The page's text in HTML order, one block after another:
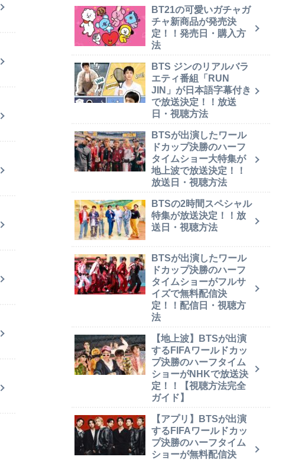
BT21の可愛いガチャガ
チャ新商品が発売決
定！！発売日・購入方
法
BTS ジンのリアルバラ
エティ番組「RUN
JIN」が日本語字幕付き
で放送決定！！放送
日・視聴方法
BTSが出演したワール
ドカップ決勝のハーフ
タイムショー大特集が
地上波で放送決定！！
放送日・視聴方法
BTSの2時間スペシャル
特集が放送決定！！放
送日・視聴方法
BTSが出演したワール
ドカップ決勝のハーフ
タイムショーがフルサ
イズで無料配信決
定！！配信日・視聴方
法
【地上波】BTSが出演
するFIFAワールドカッ
プ決勝のハーフタイム
ショーがNHKで放送決
定！！【視聴方法完全
ガイド】
【アプリ】BTSが出演
するFIFAワールドカッ
プ決勝のハーフタイム
ショーが無料配信決